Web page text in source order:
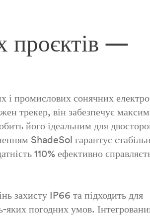
проєктів —
промислових сонячних
трекер, він забезпечує
його ідеальним для
ShadeSol гарантує
110% ефективно
захисту IP66 та підходить для
яких погодних умов.